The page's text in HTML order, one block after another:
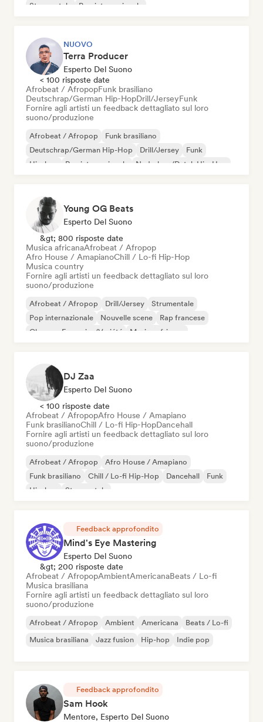
Strumentale Pop internazionale
NUOVO
Terra Producer
Esperto Del Suono
< 100 risposte date
Afrobeat / AfropopFunk brasiliano
Deutschrap/German Hip-HopDrill/JerseyFunk
Fornire agli artisti un feedback dettagliato sul loro
suono/produzione
Afrobeat / Afropop
Funk brasiliano
Deutschrap/German Hip-Hop
Drill/Jersey
Funk
Hip-hop
Rap internazionale Nederhop/Dutch Hip-Hop
Young OG Beats
Esperto Del Suono
&gt; 800 risposte date
Musica africanaAfrobeat / Afropop
Afro House / AmapianoChill / Lo-fi Hip-Hop
Musica country
Fornire agli artisti un feedback dettagliato sul loro
suono/produzione
Afrobeat / Afropop Drill/Jersey
Strumentale
Pop internazionale
Nouvelle scene
Rap francese
Chanson Française/Variété
Musica africana
DJ Zaa
Esperto Del Suono
< 100 risposte date
Afrobeat / AfropopAfro House / Amapiano
Funk brasilianoChill / Lo-fi Hip-HopDancehall
Fornire agli artisti un feedback dettagliato sul loro
suono/produzione
Afrobeat / Afropop
Afro House / Amapiano
Funk brasiliano
Chill / Lo-fi Hip-Hop Dancehall
Funk
Hip-hop
Strumentale
Feedback approfondito
Mind's Eye Mastering
Esperto Del Suono
&gt; 200 risposte date
Afrobeat / AfropopAmbientAmericanaBeats / Lo-fi
Musica brasiliana
Fornire agli artisti un feedback dettagliato sul loro
suono/produzione
Afrobeat / Afropop Ambient Americana
Beats / Lo-fi
Musica brasiliana
Jazz fusion Hip-hop Indie pop
Feedback approfondito
Sam Hook
Mentore, Esperto Del Suono